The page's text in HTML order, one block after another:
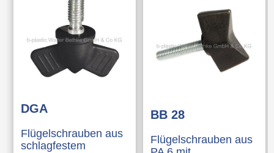
DGA
Flügelschrauben aus
schlagfestem
BB 28
Flügelschrauben aus